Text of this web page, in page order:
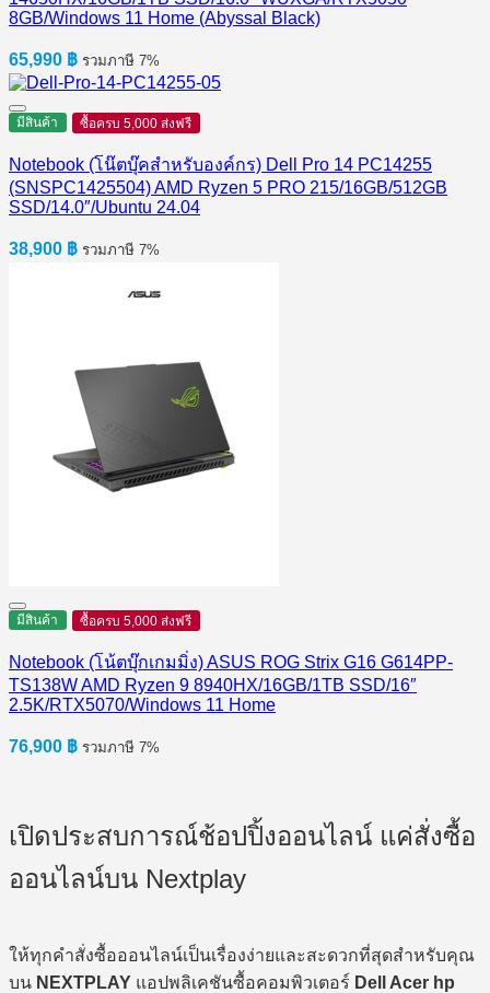
8GB/Windows 11 Home (Abyssal Black)
65,990 ฿ รวมภาษี 7%
มีสินค้า ซื้อครบ 5,000 ส่งฟรี
Notebook (โน๊ตบุ๊คสำหรับองค์กร) Dell Pro 14 PC14255
(SNSPC1425504) AMD Ryzen 5 PRO 215/16GB/512GB
SSD/14.0″/Ubuntu 24.04
38,900 ฿ รวมภาษี 7%
มีสินค้า ซื้อครบ 5,000 ส่งฟรี
Notebook (โน้ตบุ๊กเกมมิ่ง) ASUS ROG Strix G16 G614PP-
TS138W AMD Ryzen 9 8940HX/16GB/1TB SSD/16″
2.5K/RTX5070/Windows 11 Home
76,900 ฿ รวมภาษี 7%
เปิดประสบการณ์ช้อปปิ้งออนไลน์ แค่สั่งซื้อ
ออนไลน์บน Nextplay
ให้ทุกคำสั่งซื้อออนไลน์เป็นเรื่องง่ายและสะดวกที่สุดสำหรับคุณ
บน NEXTPLAY แอปพลิเคชันซื้อคอมพิวเตอร์ Dell Acer hp